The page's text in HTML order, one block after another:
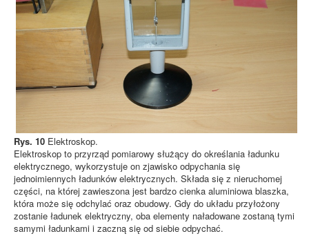
Rys. 10 Elektroskop.
Elektroskop to przyrząd pomiarowy służący do określania ładunku
elektrycznego, wykorzystuje on zjawisko odpychania się
jednoimiennych ładunków elektrycznych. Składa się z nieruchomej
części, na której zawieszona jest bardzo cienka aluminiowa blaszka,
która może się odchylać oraz obudowy. Gdy do układu przyłożony
zostanie ładunek elektryczny, oba elementy naładowane zostaną tymi
samymi ładunkami i zaczną się od siebie odpychać.